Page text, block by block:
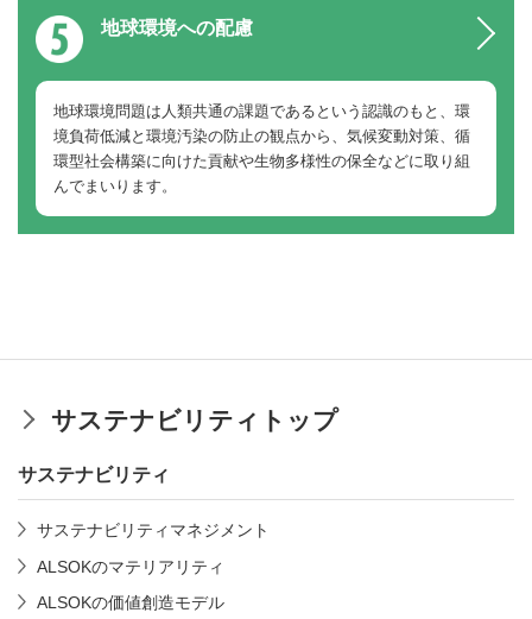
地球環境への配慮
地球環境問題は人類共通の課題であるという認識のもと、環
境負荷低減と環境汚染の防止の観点から、気候変動対策、循
環型社会構築に向けた貢献や生物多様性の保全などに取り組
んでまいります。
サステナビリティトップ
サステナビリティ
サステナビリティマネジメント
ALSOKのマテリアリティ
ALSOKの価値創造モデル